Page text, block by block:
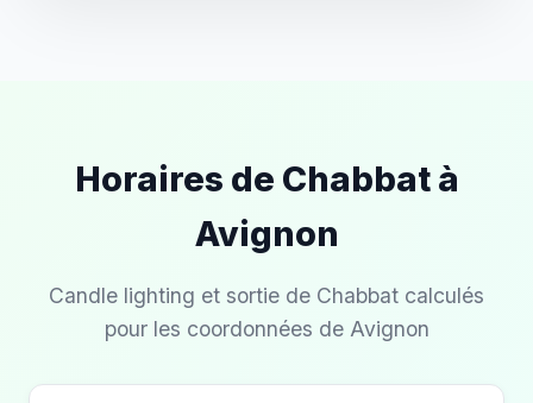
Horaires de Chabbat à
Avignon
Candle lighting et sortie de Chabbat calculés
pour les coordonnées de Avignon